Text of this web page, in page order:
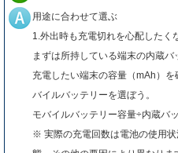
用途に合わせて選ぶ
1.外出時も充電切れを心配したく
まずは所持している端末の内蔵バ
充電したい端末の容量（mAh）
バイルバッテリーを選ぼう。
モバイルバッテリー容量÷内蔵バ
※ 実際の充電回数は電池の使用